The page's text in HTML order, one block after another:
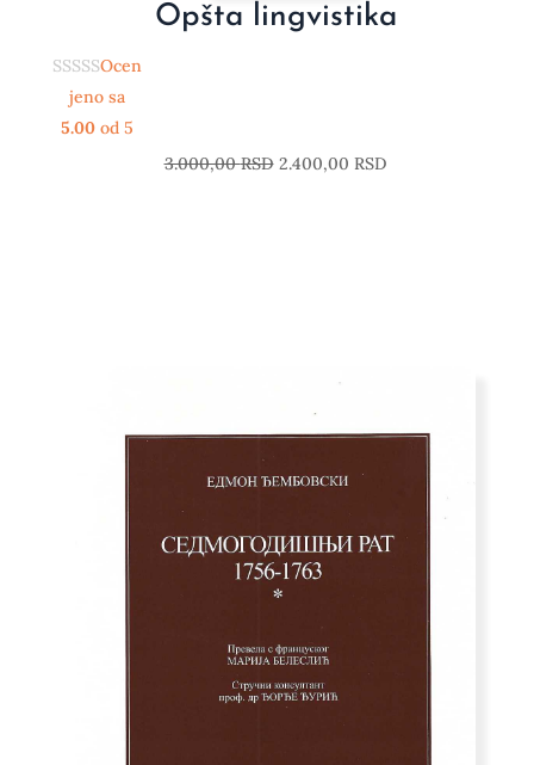
Opšta lingvistika
Ocen
jeno sa
5.00 od 5
3.000,00RSD 2.400,00 RSD